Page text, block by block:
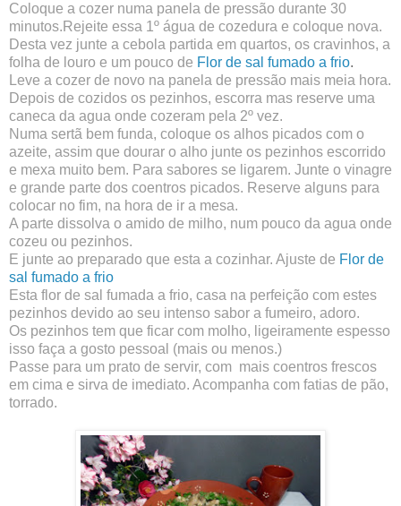
Coloque a cozer numa panela de pressão durante 30
minutos.Rejeite essa 1º água de cozedura e coloque nova.
Desta vez junte a cebola partida em quartos, os cravinhos, a
folha de louro e um pouco de Flor de sal fumado a frio.
Leve a cozer de novo na panela de pressão mais meia hora.
Depois de cozidos os pezinhos, escorra mas reserve uma
caneca da agua onde cozeram pela 2º vez.
Numa sertã bem funda, coloque os alhos picados com o
azeite, assim que dourar o alho junte os pezinhos escorrido
e mexa muito bem. Para sabores se ligarem. Junte o vinagre
e grande parte dos coentros picados. Reserve alguns para
colocar no fim, na hora de ir a mesa.
A parte dissolva o amido de milho, num pouco da agua onde
cozeu ou pezinhos.
E junte ao preparado que esta a cozinhar. Ajuste de Flor de
sal fumado a frio
Esta flor de sal fumada a frio, casa na perfeição com estes
pezinhos devido ao seu intenso sabor a fumeiro, adoro.
Os pezinhos tem que ficar com molho, ligeiramente espesso
isso faça a gosto pessoal (mais ou menos.)
Passe para um prato de servir, com mais coentros frescos
em cima e sirva de imediato. Acompanha com fatias de pão,
torrado.